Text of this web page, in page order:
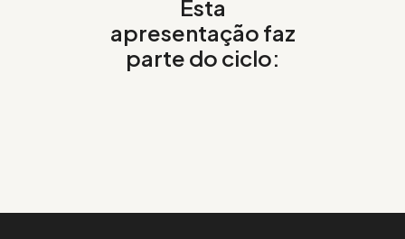
Esta
apresentação faz
parte do ciclo: